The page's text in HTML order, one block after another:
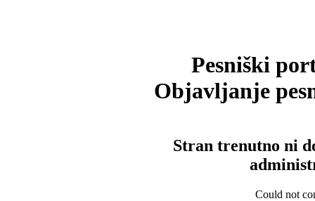
Pesniški
Objavljanje
Stran trenutno ni
Could not